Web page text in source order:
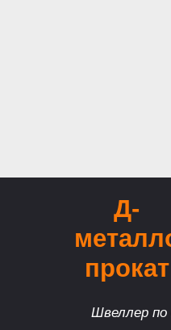
Швеллер по
Д-
прокат